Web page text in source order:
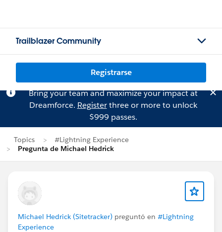
Trailblazer Community
Registrarse
Bring your team and maximize your impact at
Dreamforce. Registerthree or more to unlock
$999 passes.
Topics
#Lightning Experience
Pregunta de Michael Hedrick
Michael Hedrick (Sitetracker) preguntó en #Lightning
Experience